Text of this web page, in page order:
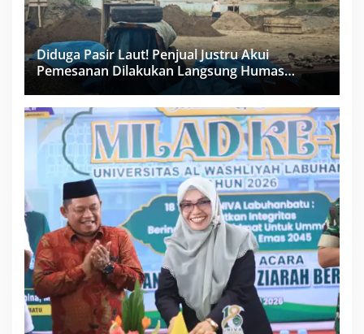
Diduga Pasir Laut! Penjual Justru Akui
Pemesanan Dilakukan Langsung Humas